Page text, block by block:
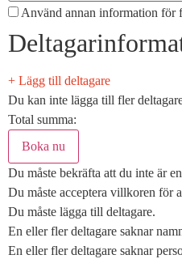
Använd annan information för
+ Lägg till deltagare
Du kan inte lägga till fler
Total summa:
Du måste bekräfta att du inte är
Du måste acceptera villkoren för
Du måste lägga till deltagare.
En eller fler deltagare saknar
En eller fler deltagare saknar